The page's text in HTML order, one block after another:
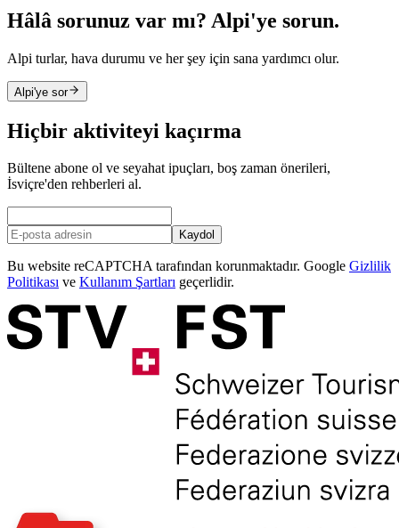
Hâlâ sorunuz var mı? Alpi'ye sorun.
Alpi turlar, hava durumu ve her şey için sana yardımcı olur.
Alpi'ye sor
Hiçbir aktiviteyi kaçırma
Bültene abone ol ve seyahat ipuçları, boş zaman önerileri,
İsviçre'den rehberleri al.
Kaydol
Bu website reCAPTCHA tarafından korunmaktadır. Google Gizlilik
Politikası ve Kullanım Şartları geçerlidir.